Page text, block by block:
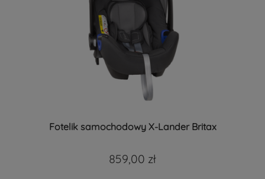
Fotelik samochodowy X-Lander Britax
859,00 zł